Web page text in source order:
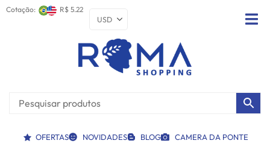
Cotação: R$ 5.22
OFERTAS NOVIDADES BLOG CAMERA DA PONTE